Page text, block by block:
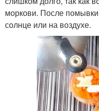
моркови. После
солнце или на воздухе.